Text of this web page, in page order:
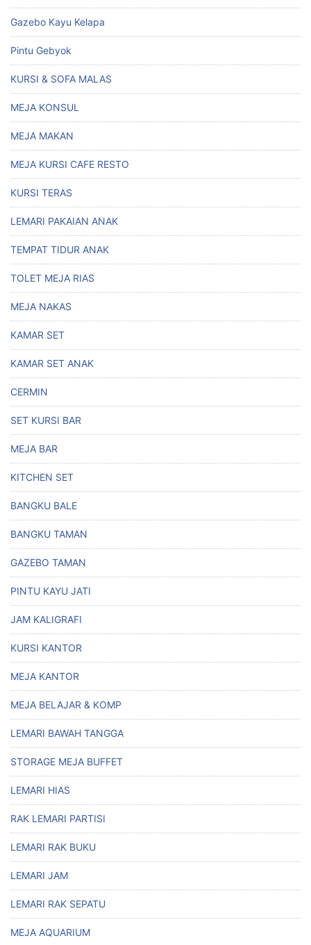
Gazebo Kayu Kelapa
Pintu Gebyok
KURSI & SOFA MALAS
MEJA KONSUL
MEJA MAKAN
MEJA KURSI CAFE RESTO
KURSI TERAS
LEMARI PAKAIAN ANAK
TEMPAT TIDUR ANAK
TOLET MEJA RIAS
MEJA NAKAS
KAMAR SET
KAMAR SET ANAK
CERMIN
SET KURSI BAR
MEJA BAR
KITCHEN SET
BANGKU BALE
BANGKU TAMAN
GAZEBO TAMAN
PINTU KAYU JATI
JAM KALIGRAFI
KURSI KANTOR
MEJA KANTOR
MEJA BELAJAR & KOMP
LEMARI BAWAH TANGGA
STORAGE MEJA BUFFET
LEMARI HIAS
RAK LEMARI PARTISI
LEMARI RAK BUKU
LEMARI JAM
LEMARI RAK SEPATU
MEJA AQUARIUM